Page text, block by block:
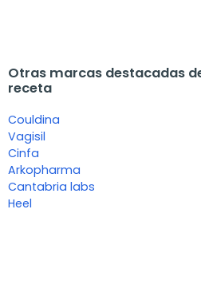
Otras marcas destacadas
receta
Couldina
Vagisil
Cinfa
Arkopharma
Cantabria labs
Heel